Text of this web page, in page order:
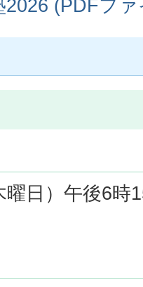
2026 (PDFフ
日）午後6時